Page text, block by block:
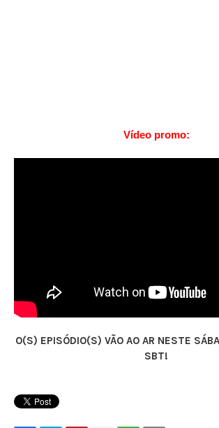
Vídeo promo:
O(S) EPISÓDIO(S) VÃO AO AR NESTE
SBT!